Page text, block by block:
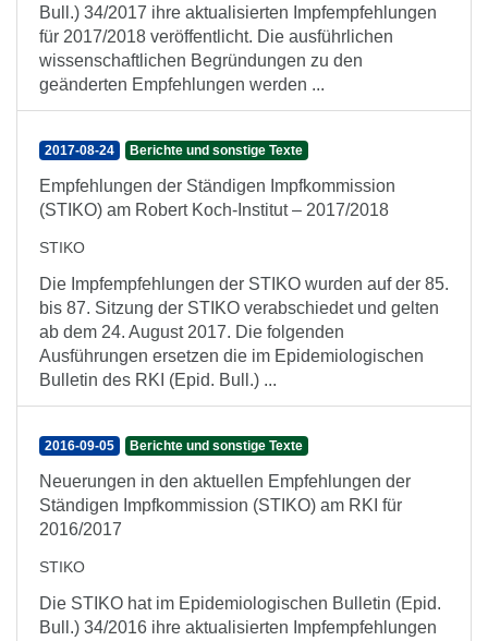
Bull.) 34/2017 ihre aktualisierten Impfempfehlungen
für 2017/2018 veröffentlicht. Die ausführlichen
wissenschaftlichen Begründungen zu den
geänderten Empfehlungen werden ...
2017-08-24 Berichte und sonstige Texte
Empfehlungen der Ständigen Impfkommission
(STIKO) am Robert Koch-Institut – 2017/2018
STIKO
Die Impfempfehlungen der STIKO wurden auf der 85.
bis 87. Sitzung der STIKO verabschiedet und gelten
ab dem 24. August 2017. Die folgenden
Ausführungen ersetzen die im Epidemiologischen
Bulletin des RKI (Epid. Bull.) ...
2016-09-05 Berichte und sonstige Texte
Neuerungen in den aktuellen Empfehlungen der
Ständigen Impfkommission (STIKO) am RKI für
2016/2017
STIKO
Die STIKO hat im Epidemiologischen Bulletin (Epid.
Bull.) 34/2016 ihre aktualisierten Impfempfehlungen